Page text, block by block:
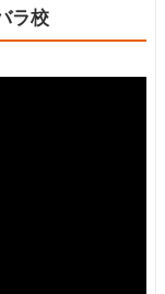
ラ校